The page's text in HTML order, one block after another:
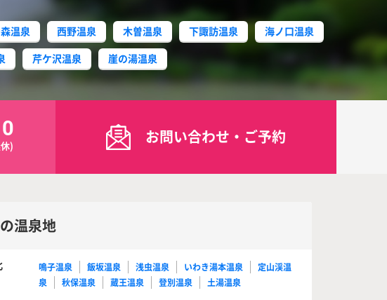
温泉 西野温泉 木曽温泉 下諏訪温泉
海ノ口温泉
芹ケ沢温泉 崖の湯温泉
) お問い合わせ・ご予約
温泉地
鳴子温泉 飯坂温泉 浅虫温泉 いわき湯本温泉
定山渓温
泉
秋保温泉 蔵王温泉 登別温泉 土湯温泉